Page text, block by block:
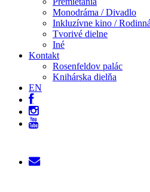
Monodráma / Divadlo
Inkluzívne kino /
Tvorivé dielne
Iné
Kontakt
Rosenfeldov palác
Knihárska dielňa
EN